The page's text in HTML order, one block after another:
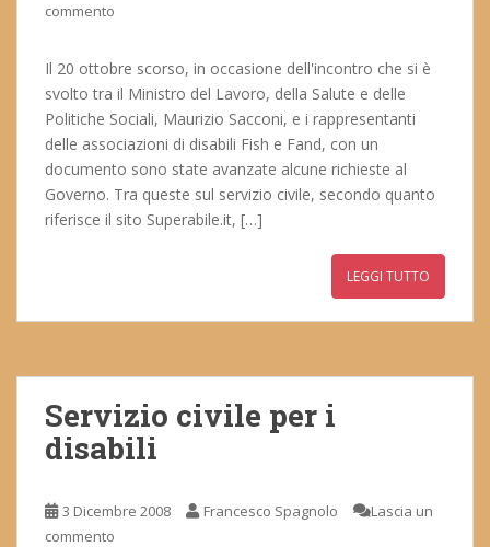
commento
Il 20 ottobre scorso, in occasione dell'incontro che si è
svolto tra il Ministro del Lavoro, della Salute e delle
Politiche Sociali, Maurizio Sacconi, e i rappresentanti
delle associazioni di disabili Fish e Fand, con un
documento sono state avanzate alcune richieste al
Governo. Tra queste sul servizio civile, secondo quanto
riferisce il sito Superabile.it, […]
LEGGI TUTTO
Servizio civile per i
disabili
3 Dicembre 2008 Francesco Spagnolo
Lascia un
commento